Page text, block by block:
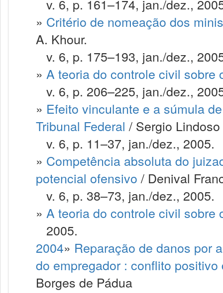
v. 6, p. 161–174, jan./dez.,
» Critério de nomeação dos
A. Khour.
v. 6, p. 175–193, jan./dez.,
» A teoria do controle civil sobre
v. 6, p. 206–225, jan./dez.,
» Efeito vinculante e a súmula
Tribunal Federal / Sergio
v. 6, p. 11–37, jan./dez., 2005.
» Competência absoluta do
potencial ofensivo / Denival
v. 6, p. 38–73, jan./dez., 2005.
» A teoria do controle civil sobre
2005.
2004» Reparação de danos por
do empregador : conflito
Borges de Pádua